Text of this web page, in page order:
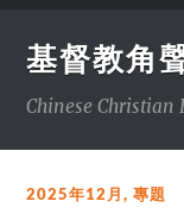
基督教角
Chinese Christian
2025年12月,專題